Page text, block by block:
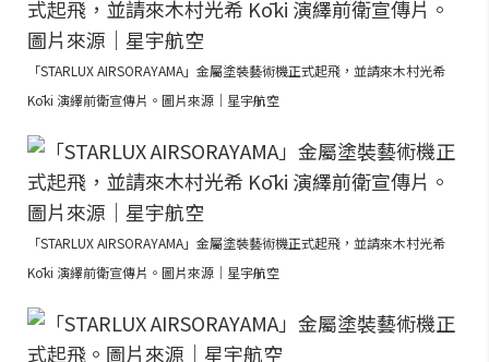
「STARLUX AIRSORAYAMA」金屬塗裝藝術機正式起飛，並請來木村光希
Kōki 演繹前衛宣傳片。圖片來源｜星宇航空
「STARLUX AIRSORAYAMA」金屬塗裝藝術機正式起飛，並請來木村光希
Kōki 演繹前衛宣傳片。圖片來源｜星宇航空